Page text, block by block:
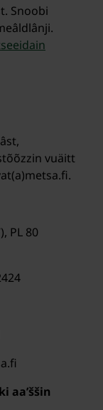
Snoobi
vuäitt
PL 80
aaʹššin